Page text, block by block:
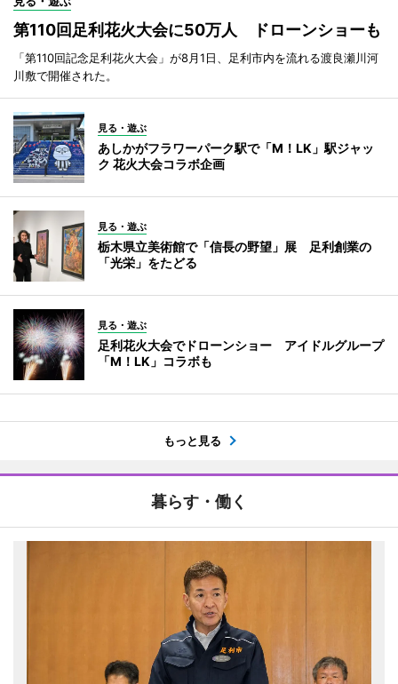
第110回足利花火大会に50万人 ドローンショーも
「第110回記念足利花火大会」が8月1日、足利市内を流れる渡良瀬川河
川敷で開催された。
見る・遊ぶ
あしかがフラワーパーク駅で「M！LK」駅ジャッ
ク 花火大会コラボ企画
見る・遊ぶ
栃木県立美術館で「信長の野望」展 足利創業の
「光栄」をたどる
見る・遊ぶ
足利花火大会でドローンショー アイドルグループ
「M！LK」コラボも
もっと見る
暮らす・働く